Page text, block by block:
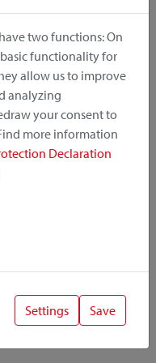
de fixation.
two functions: On
functionality for
allow us to improve
analyzing
your consent to
more information
Declaration
Settings Save